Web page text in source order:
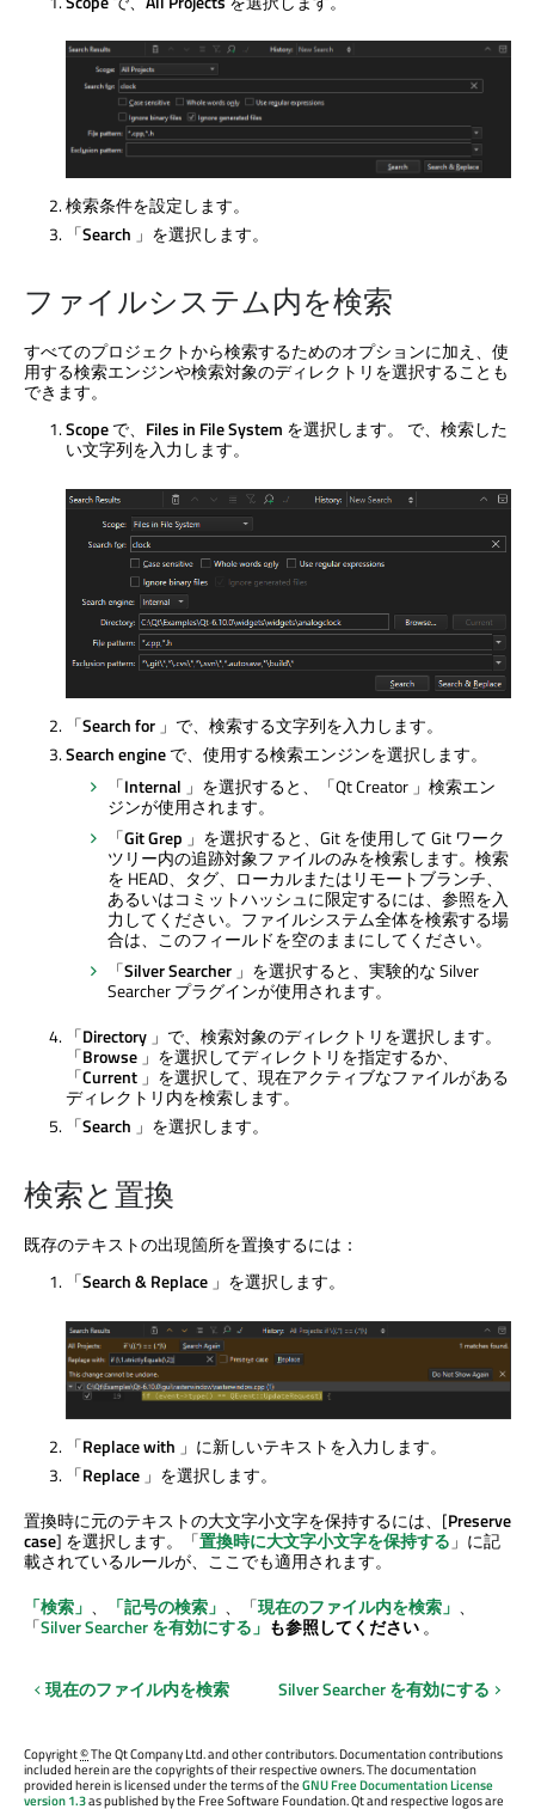
検索条件を設定します。
「Search 」を選択します。
ファイルシステム内を検索
すべてのプロジェクトから検索するためのオプションに加え、使
用する検索エンジンや検索対象のディレクトリを選択することも
できます。
Scopeで、 Files in File System を選択します。 で、検索した
い文字列を入力します。
「Search for 」で、検索する文字列を入力します。
Search engineで、使用する検索エンジンを選択します。
「Internal 」を選択すると、「Qt Creator」検索エン
ジンが使用されます。
「Git Grep 」を選択すると、Git を使用して Git ワーク
ツリー内の追跡対象ファイルのみを検索します。検索
を HEAD、タグ、ローカルまたはリモートブランチ、
あるいはコミットハッシュに限定するには、参照を入
力してください。ファイルシステム全体を検索する場
合は、このフィールドを空のままにしてください。
「Silver Searcher」を選択すると、実験的な Silver
Searcher プラグインが使用されます。
「Directory」で、検索対象のディレクトリを選択します。
「Browse」を選択してディレクトリを指定するか、
「Current」を選択して、現在アクティブなファイルがある
ディレクトリ内を検索します。
「Search 」を選択します。
検索と置換
既存のテキストの出現箇所を置換するには：
「Search & Replace」を選択します。
「Replace with 」に新しいテキストを入力します。
「Replace 」を選択します。
置換時に元のテキストの大文字小文字を保持するには、[Preserve
case] を選択します。「置換時に大文字小文字を保持する 」に記
載されているルールが、ここでも適用されます。
「検索」 、 「記号の検索 」 、「現在のファイル内を検索 」 、
「Silver Searcher を有効にする 」 も参照してください。
現在のファイル内を検索 Silver Searcher を有効にする
Copyright©The Qt Company Ltd. and other contributors. Documentation contributions
included herein are the copyrights of their respective owners. The documentation
provided herein is licensed under the terms of theGNU Free Documentation License
version 1.3as published by the Free Software Foundation. Qt and respective logos are